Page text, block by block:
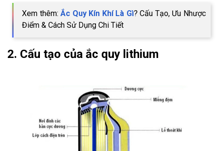
Xem thêm:Ắc Quy Kín Khí Là Gì? Cấu Tạo, Ưu Nhược
Điểm & Cách Sử Dụng Chi Tiết
2. Cấu tạo của ắc quy lithium